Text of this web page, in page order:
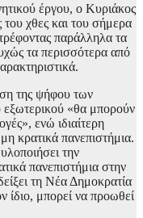
έργου, ο Κυριάκος
του χθες και του σήμερα
παράλληλα τα
τα περισσότερα από
της ψήφου των
εξωτερικού «θα μπορούν
ενώ ιδιαίτερη
κρατικά πανεπιστήμια.
την
πανεπιστήμια στην
τη Νέα Δημοκρατία
ίδιο, μπορεί να προωθεί